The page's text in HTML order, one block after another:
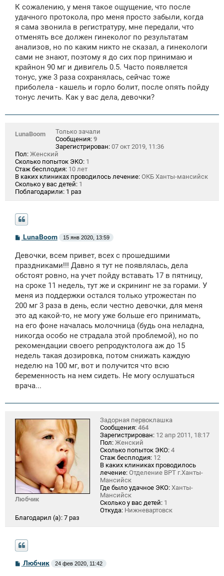
б
щ
е
н
и
К сожалению, у меня такое ощущение, что после
удачного протокола, про меня просто забыли, когда
я сама звонила в регистратуру, мне передали, что
отменять все должен гинеколог по результатам
анализов, но по каким никто не сказал, а гинекологи
сами не знают, поэтому я до сих пор принимаю и
крайнон 90 мг и дивигель 0.5. Часто появляется
тонус, уже 3 раза сохранялась, сейчас тоже
приболела - кашель и горло болит, после опять пойду
тонус лечить. Как у вас дела, девочки?
LunaBoom
Только зачали
Сообщения: 9
Зарегистрирован: 07 окт 2019, 11:36
Пол: Женский
Сколько попыток ЭКО: 1
Стаж бесплодия: 10 лет
В каких клиниках проводилось лечение: ОКБ Ханты-мансийск
Сколько у вас детей: 1
Поблагодарили: 1 раз
С
о
б
щ
е
н
и
LunaBoom 15 янв 2020, 13:59
Девочки, всем привет, всех с прошедшими
праздниками!!! Давно я тут не появлялась, дела
обстоят ровно, на учет пойду вставать 17 в пятницу,
на сроке 11 недель, тут же и скрининг не за горами. У
меня из поддержки остался только утрожестан по
200 мг 3 раза в день, если честно девочки, для меня
это ад какой-то, не могу уже больше его принимать,
на его фоне началась молочница (будь она неладна,
никогда особо не страдала этой проблемой), но по
рекомендации своего репродуктолога аж до 15
недель такая дозировка, потом снижать каждую
неделю на 100 мг, вот и получится что всю
беременность на нем сидеть. Не могу ослушаться
врача...
Любчик
Задорная первоклашка
Сообщения: 464
Зарегистрирован: 12 апр 2011, 18:17
Пол: Женский
Сколько попыток ЭКО: 4
Стаж бесплодия: 12
В каких клиниках проводилось
лечение: Отделение ВРТ г.Ханты-
Мансийск
Где было удачное ЭКО: Ханты-
Мансийск
Сколько у вас детей: 1
Откуда: Нижневартовск
Благодарил (а): 7 раз
С
о
Любчик 24 фев 2020, 11:42